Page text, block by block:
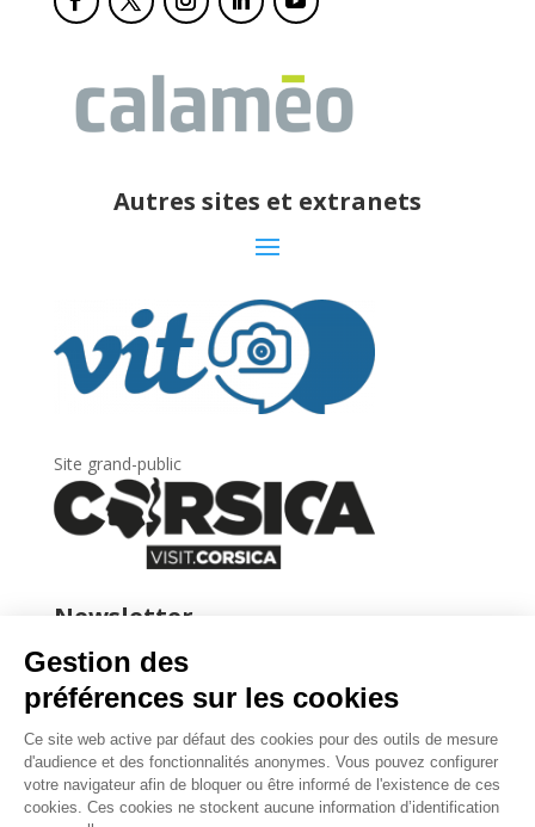
Autres sites et extranets
Site grand-public
Newsletter
Inscrivez-vous àla lettre d’information
l’Agence du tourisme de la Corse..